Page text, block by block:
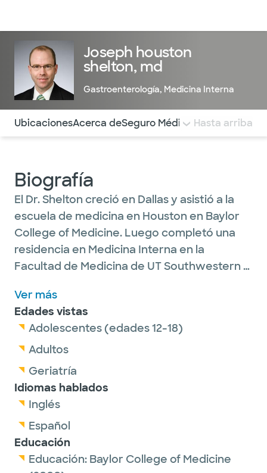
Joseph houston
shelton, md
Gastroenterología, Medicina Interna
Utilice esta navegación para saltar rápidamente a
UbicacionesAcerca deSeguro Médico COMENTARIOS
Hasta arriba
Biografía
El Dr. Shelton creció en Dallas y asistió a la
escuela de medicina en Houston en Baylor
College of Medicine. Luego completó una
residencia en Medicina Interna en la
Facultad de Medicina de UT Southwestern y
Gastroenterología en el Centro Médico de la
Universidad de Baylor, parte de Baylor Scott
& White Health. El Dr. Shelton está
certificado por la Junta Estadounidense de
Medicina Interna en Gastroenterología y
Medicina Interna.
Ver más
Edades vistas
Adolescentes (edades 12-18)
Adultos
Geriatría
Idiomas hablados
Inglés
Español
Educación
Educación: Baylor College of Medicine